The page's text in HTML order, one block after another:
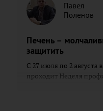
Павел
Поленов
Печень –
защитить
С 27 июля по 2 августа
проходит Неделя